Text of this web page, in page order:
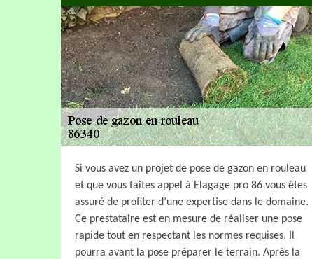
Si vous avez un projet de pose de gazon en rouleau
et que vous faites appel à Elagage pro 86 vous êtes
assuré de profiter d’une expertise dans le domaine.
Ce prestataire est en mesure de réaliser une pose
rapide tout en respectant les normes requises. Il
pourra avant la pose préparer le terrain. Après la